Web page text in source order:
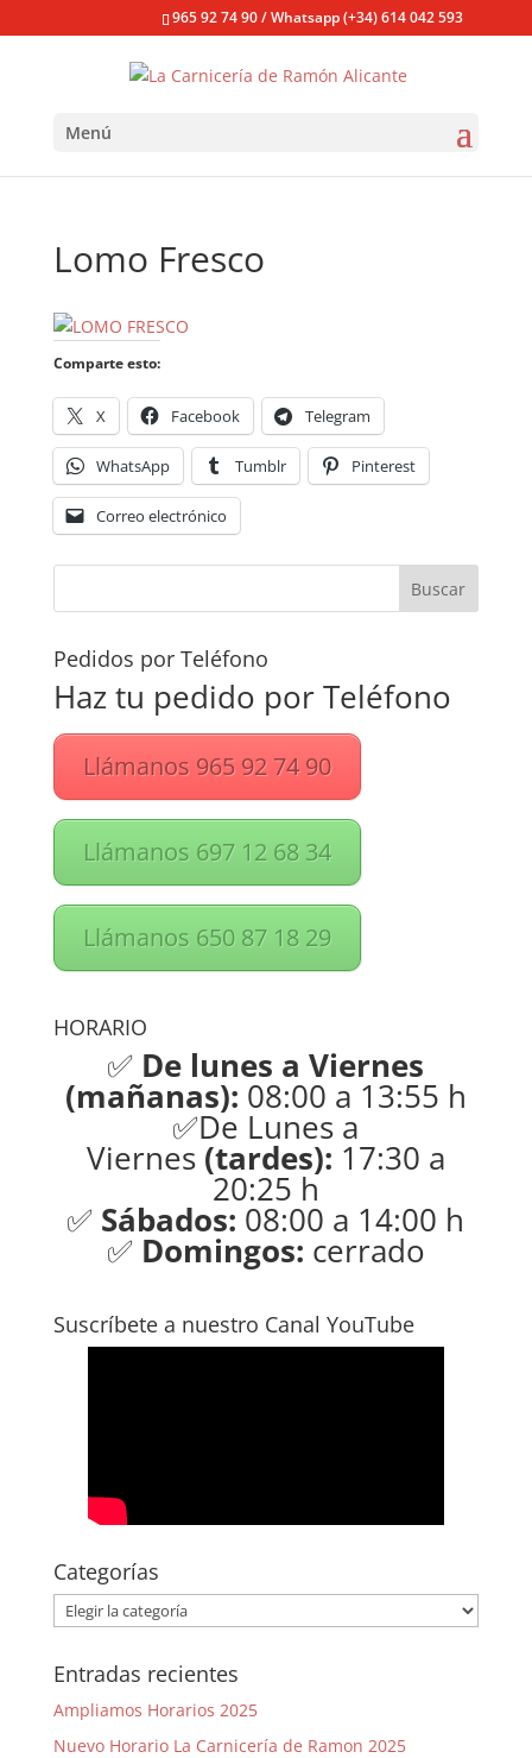
965 92 74 90 / Whatsapp (+34) 614 042 593
Menú
Lomo Fresco
Comparte esto:
X Facebook Telegram
WhatsApp Tumblr Pinterest
Correo electrónico
Pedidos por Teléfono
Haz tu pedido por Teléfono
Llámanos 965 92 74 90
Llámanos 697 12 68 34
Llámanos 650 87 18 29
HORARIO
✅ De lunes a Viernes
(mañanas): 08:00 a 13:55 h
✅De Lunes a
Viernes(tardes): 17:30 a
20:25 h
✅ Sábados: 08:00 a 14:00 h
✅ Domingos: cerrado
Suscríbete a nuestro Canal YouTube
Categorías
Categorías
Entradas recientes
Ampliamos Horarios 2025
Nuevo Horario La Carnicería de Ramon 2025